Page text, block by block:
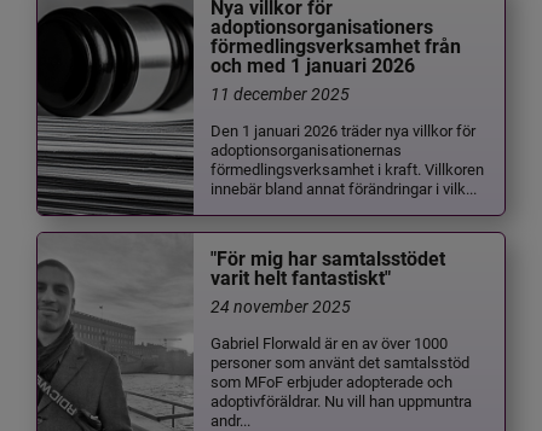
Nya villkor för
adoptionsorganisationers
förmedlingsverksamhet från
och med 1 januari 2026
11 december 2025
Den 1 januari 2026 träder nya villkor för
adoptionsorganisationernas
förmedlingsverksamhet i kraft. Villkoren
innebär bland annat förändringar i vilk...
"För mig har samtalsstödet
varit helt fantastiskt"
24 november 2025
Gabriel Florwald är en av över 1000
personer som använt det samtalsstöd
som MFoF erbjuder adopterade och
adoptivföräldrar. Nu vill han uppmuntra
andr...